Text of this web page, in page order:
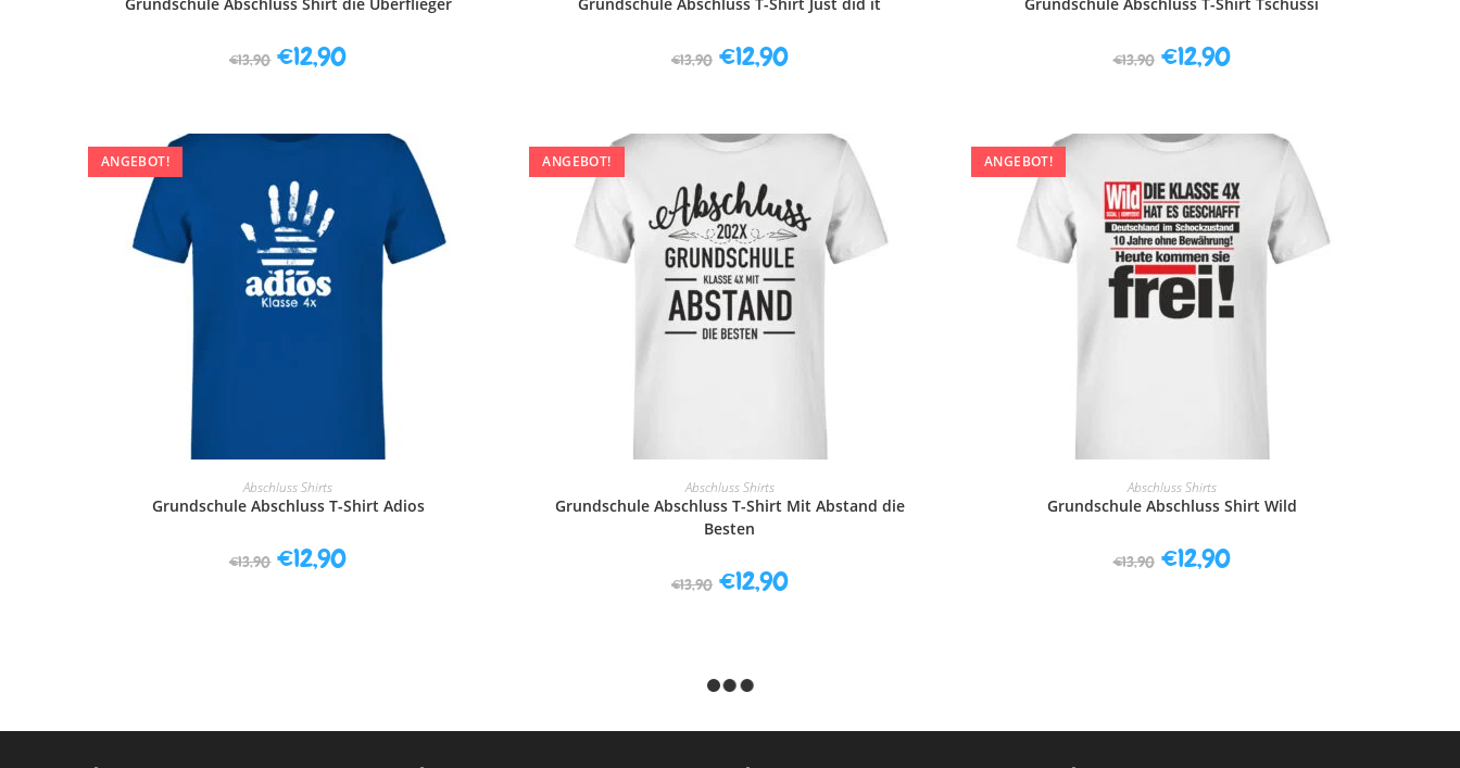
€13,90 €12,90 €13,90 €12,90 €13,90 €12,90
ANGEBOT!
AUSFÜHRUNG WÄHLEN
Abschluss Shirts
Grundschule Abschluss T-Shirt Adios
€13,90 €12,90
ANGEBOT!
AUSFÜHRUNG WÄHLEN
Abschluss Shirts
Grundschule Abschluss T-Shirt Mit Abstand die
Besten
€13,90 €12,90
ANGEBOT!
AUSFÜHRUNG WÄHLEN
Abschluss Shirts
Grundschule Abschluss Shirt Wild
€13,90 €12,90